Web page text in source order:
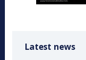
Latest news